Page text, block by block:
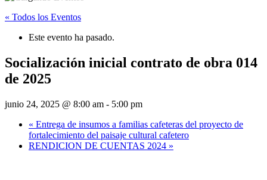
« Todos los Eventos
Este evento ha pasado.
Socialización inicial contrato de obra 014
de 2025
junio 24, 2025 @ 8:00 am - 5:00 pm
« Entrega de insumos a familias cafeteras del proyecto de
fortalecimiento del paisaje cultural cafetero
RENDICION DE CUENTAS 2024 »